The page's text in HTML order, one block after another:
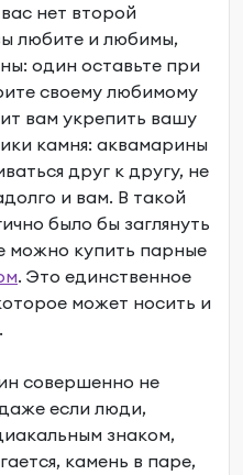
нет второй
любите и любимы,
один оставьте при
своему любимому
вам укрепить вашу
камня: аквамарины
друг к другу, не
и вам. В такой
было бы заглянуть
можно купить парные
. Это единственное
может носить и
совершенно не
если люди,
знаком,
камень в паре,